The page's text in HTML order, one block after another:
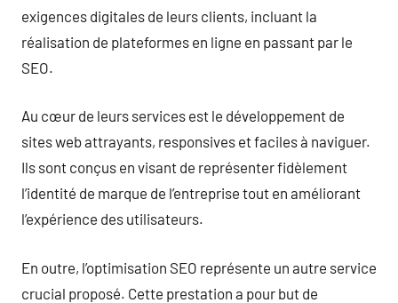
exigences digitales de leurs clients, incluant la
réalisation de plateformes en ligne en passant par le
SEO.
Au cœur de leurs services est le développement de
sites web attrayants, responsives et faciles à naviguer.
Ils sont conçus en visant de représenter fidèlement
l’identité de marque de l’entreprise tout en améliorant
l’expérience des utilisateurs.
En outre, l’optimisation SEO représente un autre service
crucial proposé. Cette prestation a pour but de